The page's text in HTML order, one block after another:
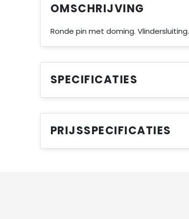
OMSCHRIJVING
Ronde pin met doming. Vlindersluiting.
SPECIFICATIES
PRIJSSPECIFICATIES